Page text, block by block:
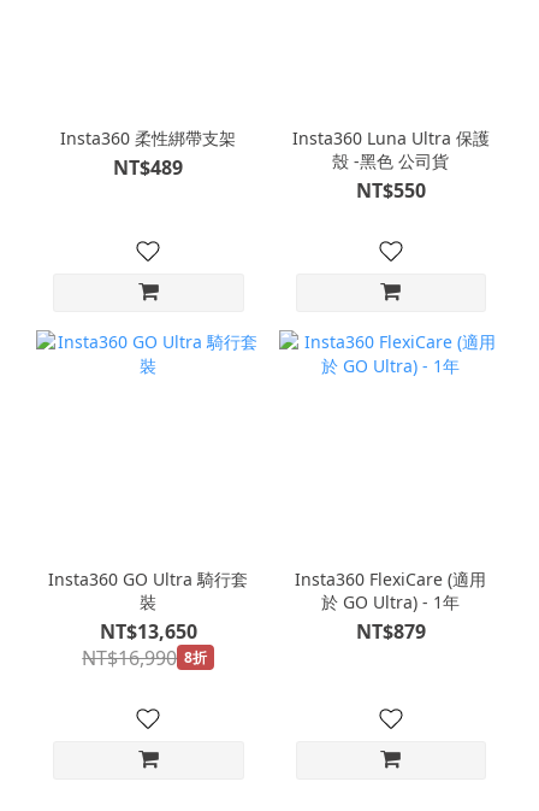
Insta360 柔性綁帶支架
NT$489
Insta360 Luna Ultra 保護
殼 -黑色 公司貨
NT$550
Insta360 GO Ultra 騎行套
裝
NT$13,650
NT$16,990 8折
Insta360 FlexiCare (適用
於 GO Ultra) - 1年
NT$879